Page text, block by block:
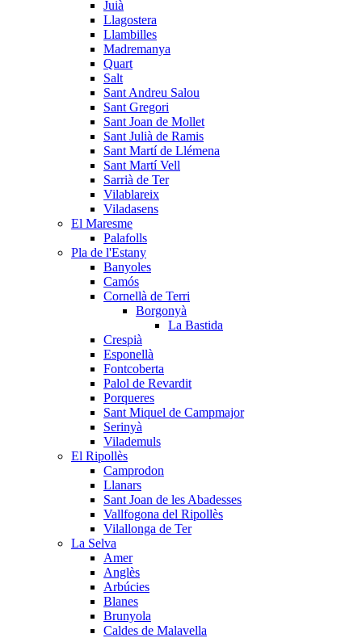
Juià
Llagostera
Llambilles
Madremanya
Quart
Salt
Sant Andreu Salou
Sant Gregori
Sant Joan de Mollet
Sant Julià de Ramis
Sant Martí de Llémena
Sant Martí Vell
Sarrià de Ter
Vilablareix
Viladasens
El Maresme
Palafolls
Pla de l'Estany
Banyoles
Camós
Cornellà de Terri
Borgonyà
La Bastida
Crespià
Esponellà
Fontcoberta
Palol de Revardit
Porqueres
Sant Miquel de Campmajor
Serinyà
Vilademuls
El Ripollès
Camprodon
Llanars
Sant Joan de les Abadesses
Vallfogona del Ripollès
Vilallonga de Ter
La Selva
Amer
Anglès
Arbúcies
Blanes
Brunyola
Caldes de Malavella